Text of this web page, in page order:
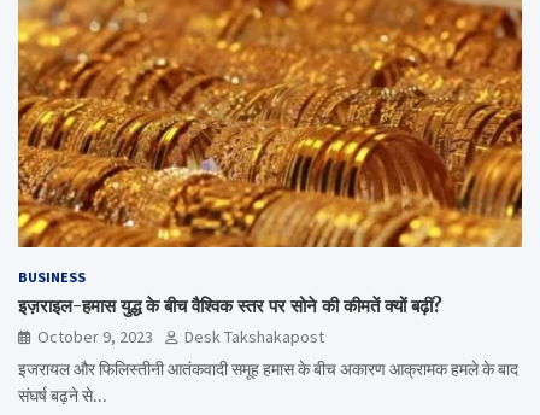
BUSINESS
इज़राइल-हमास युद्ध के बीच वैश्विक स्तर पर सोने की कीमतें क्यों बढ़ीं?
October 9, 2023
Desk Takshakapost
इजरायल और फिलिस्तीनी आतंकवादी समूह हमास के बीच अकारण आक्रामक हमले के बाद
संघर्ष बढ़ने से…